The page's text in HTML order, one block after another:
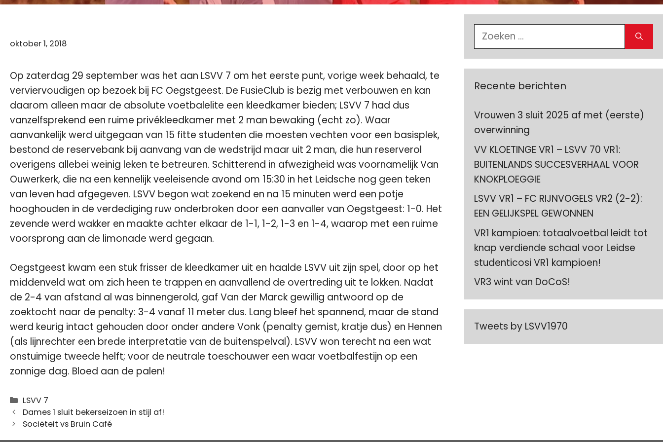
oktober 1, 2018
Op zaterdag 29 september was het aan LSVV 7 om het eerste punt, vorige week behaald, te
verviervoudigen op bezoek bij FC Oegstgeest. De FusieClub is bezig met verbouwen en kan
daarom alleen maar de absolute voetbalelite een kleedkamer bieden; LSVV 7 had dus
vanzelfsprekend een ruime privékleedkamer met 2 man bewaking (echt zo). Waar
aanvankelijk werd uitgegaan van 15 fitte studenten die moesten vechten voor een basisplek,
bestond de reservebank bij aanvang van de wedstrijd maar uit 2 man, die hun reserverol
overigens allebei weinig leken te betreuren. Schitterend in afwezigheid was voornamelijk Van
Ouwerkerk, die na een kennelijk veeleisende avond om 15:30 in het Leidsche nog geen teken
van leven had afgegeven. LSVV begon wat zoekend en na 15 minuten werd een potje
hooghouden in de verdediging ruw onderbroken door een aanvaller van Oegstgeest: 1-0. Het
zevende werd wakker en maakte achter elkaar de 1-1, 1-2, 1-3 en 1-4, waarop met een ruime
voorsprong aan de limonade werd gegaan.
Oegstgeest kwam een stuk frisser de kleedkamer uit en haalde LSVV uit zijn spel, door op het
middenveld wat om zich heen te trappen en aanvallend de overtreding uit te lokken. Nadat
de 2-4 van afstand al was binnengerold, gaf Van der Marck gewillig antwoord op de
zoektocht naar de penalty: 3-4 vanaf 11 meter dus. Lang bleef het spannend, maar de stand
werd keurig intact gehouden door onder andere Vonk (penalty gemist, kratje dus) en Hennen
(als lijnrechter een brede interpretatie van de buitenspelval). LSVV won terecht na een wat
onstuimige tweede helft; voor de neutrale toeschouwer een waar voetbalfestijn op een
zonnige dag. Bloed aan de palen!
Categorieën
LSVV 7
Dames 1 sluit bekerseizoen in stijl af!
Sociëteit vs Bruin Café
Zoek
naar:
Recente berichten
Vrouwen 3 sluit 2025 af met (eerste)
overwinning
VV KLOETINGE VR1 – LSVV 70 VR1:
BUITENLANDS SUCCESVERHAAL VOOR
KNOKPLOEGGIE
LSVV VR1 – FC RIJNVOGELS VR2 (2-2):
EEN GELIJKSPEL GEWONNEN
VR1 kampioen: totaalvoetbal leidt tot
knap verdiende schaal voor Leidse
studenticosi VR1 kampioen!
VR3 wint van DoCoS!
Tweets by LSVV1970